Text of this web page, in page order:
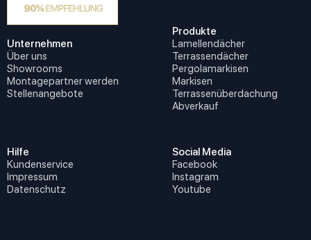
Unternehmen
Über uns
Showrooms
Montagepartner werden
Stellenangebote
Produkte
Lamellendächer
Terrassendächer
Pergolamarkisen
Markisen
Terrassenüberdachung
Abverkauf
Hilfe
Kundenservice
Impressum
Datenschutz
Social Media
Facebook
Instagram
Youtube